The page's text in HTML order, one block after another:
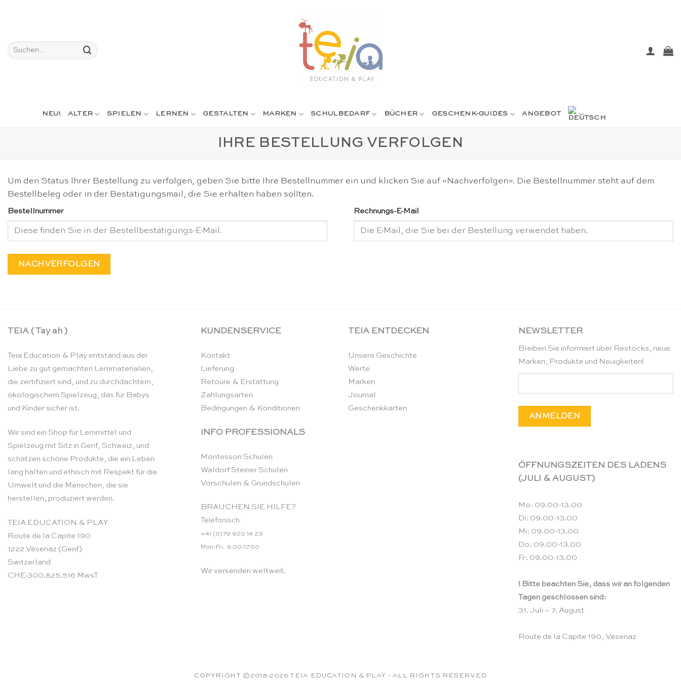
Suchen
nach:
NEU! ALTER SPIELEN LERNEN GESTALTEN MARKEN SCHULBEDARF BÜCHER GESCHENK-GUIDES ANGEBOT
IHRE BESTELLUNG VERFOLGEN
Um den Status Ihrer Bestellung zu verfolgen, geben Sie bitte Ihre Bestellnummer ein und klicken Sie auf «Nachverfolgen». Die Bestellnummer steht auf dem
Bestellbeleg oder in der Bestätigungsmail, die Sie erhalten haben sollten.
Bestellnummer Rechnungs-E-Mail
NACHVERFOLGEN
TEIA ( Tay ah )
Teia Education & Play entstand aus der
Liebe zu gut gemachten Lernmaterialien,
die zertifiziert sind, und zu durchdachtem,
ökologischem Spielzeug, das für Babys
und Kinder sicher ist.
Wir sind ein Shop für Lernmittel und
Spielzeug mit Sitz in Genf, Schweiz, und
schätzen schöne Produkte, die ein Leben
lang halten und ethisch mit Respekt für die
Umwelt und die Menschen, die sie
herstellen, produziert werden.
TEIA EDUCATION & PLAY
Route de la Capite 190
1222 Vésenaz (Genf)
Switzerland
CHE-300.825.516 MwsT
KUNDENSERVICE
Kontakt
Lieferung
Retoure & Erstattung
Zahlungsarten
Bedingungen & Konditionen
INFO PROFESSIONALS
Montessori Schulen
Waldorf Steiner Schulen
Vorschulen & Grundschulen
BRAUCHEN SIE HILFE?
Telefonisch:
+41 (0)79 920 14 23
Mon-Fri: 9.00-17.00
Wir versenden weltweit.
TEIA ENTDECKEN
Unsere Geschichte
Werte
Marken
Journal
Geschenkkarten
NEWSLETTER
Bleiben Sie informiert über Restocks, neue
Marken, Produkte und Neuigkeiten!
ÖFFNUNGSZEITEN DES LADENS
(JULI & AUGUST)
Mo: 09.00-13.00
Di: 09.00-13.00
Mi: 09.00-13.00
Do: 09.00-13.00
Fr: 09.00-13.00
! Bitte beachten Sie, dass wir an folgenden
Tagen geschlossen sind:
31. Juli – 7. August
Route de la Capite 190, Vésenaz
COPYRIGHT ©2018-2026 TEIA EDUCATION & PLAY - ALL RIGHTS RESERVED